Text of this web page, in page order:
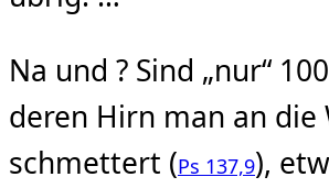
Na und ? Sind „nur“
deren Hirn man an die
schmettert (Ps 137,9),